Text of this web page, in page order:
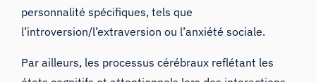
personnalité spécifiques, tels que
l’introversion/l’extraversion ou l’anxiété sociale.
Par ailleurs, les processus cérébraux reflétant les